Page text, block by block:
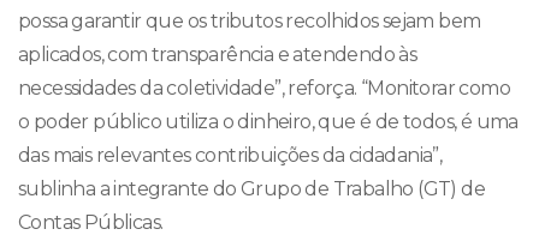
possa garantir que os tributos recolhidos sejam bem
aplicados, com transparência e atendendo às
necessidades da coletividade”, reforça. “Monitorar como
o poder público utiliza o dinheiro, que é de todos, é uma
das mais relevantes contribuições da cidadania”,
sublinha a integrante do Grupo de Trabalho (GT) de
Contas Públicas.